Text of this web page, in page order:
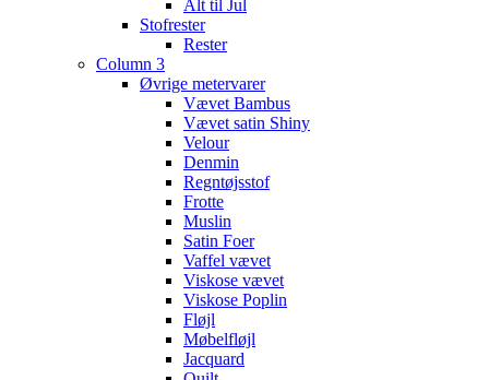
Alt til Jul
Stofrester
Rester
Column 3
Øvrige metervarer
Vævet Bambus
Vævet satin Shiny
Velour
Denmin
Regntøjsstof
Frotte
Muslin
Satin Foer
Vaffel vævet
Viskose vævet
Viskose Poplin
Fløjl
Møbelfløjl
Jacquard